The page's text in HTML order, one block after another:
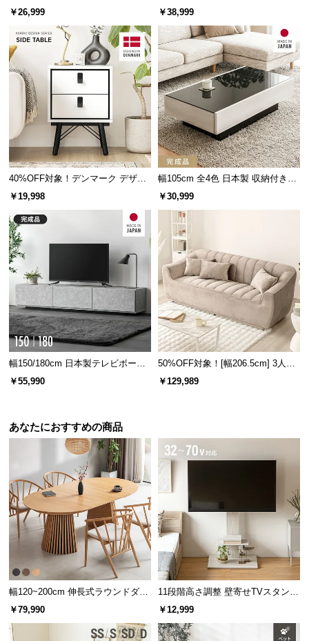
企
業
報
o.,
テーブル TCT-007
￥26,999
ンターテーブル TCT-008
￥38,999
40%OFF対象！デンマーク デザイ
ン サイドテーブル
￥19,998
幅105cm 全4色 日本製 収納付きセ
ンターテーブル
￥30,999
幅150/180cm 日本製テレビボード
TOT-020
￥55,990
50%OFF対象！[幅206.5cm] 3人掛
けソファ
￥129,989
あなたにおすすめの商品
幅120~200cm 伸長式ラウンドダイ
ニングテーブル 6人掛け 天然木突
板 美しい格子デザイン
￥79,990
11段階高さ調整 壁寄せTVスタンド
キャスター付き 上下左右角度調節
￥12,999